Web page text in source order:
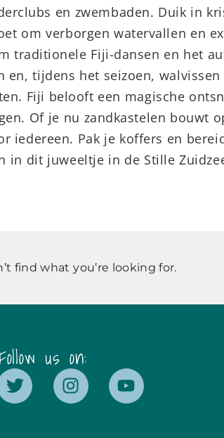
en zwembaden. Duik in
om verborgen watervallen en
traditionele Fiji-dansen en het
tijdens het seizoen,
Fiji belooft een magische
Of je nu zandkastelen bouwt
iedereen. Pak je koffers en
in dit juweeltje in de Stille
find what you’re looking for.
us on: